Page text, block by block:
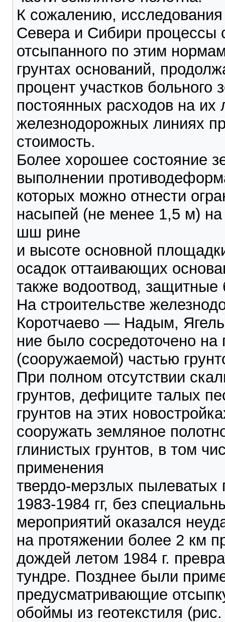
К сожалению,
Севера и Сибири процессы
отсыпанного по этим
грунтах оснований,
процент участков больного
постоянных расходов на их
железнодорожных линиях
стоимость.
Более хорошее состояние
выполнении
которых можно отнести
насыпей (не менее 1,5 м)
шш рине
и высоте основной
осадок оттаивающих
также водоотвод,
На строительстве
Коротчаево — Надым,
ние было сосредоточено
(сооружаемой) частью
При полном отсутствии
грунтов, дефиците талых
грунтов на этих
сооружать земляное
глинистых грунтов, в том
применения
твердо-мерзлых пылеватых
1983-1984 гг, без
мероприятий оказался
на протяжении более 2 км
дождей летом 1984 г.
тундре. Позднее были
предусматривающие
обоймы из геотекстиля